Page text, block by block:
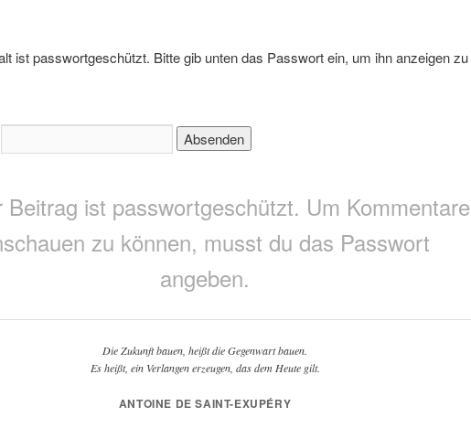
ist passwortgeschützt. Bitte gib unten das Passwort ein, um ihn anzeigen zu
Beitrag ist passwortgeschützt. Um Kommentare
zu können, musst du das Passwort
angeben.
Die Zukunft bauen, heißt die Gegenwart bauen.
Es heißt, ein Verlangen erzeugen, das dem Heute gilt.
ANTOINE DE SAINT-EXUPÉRY